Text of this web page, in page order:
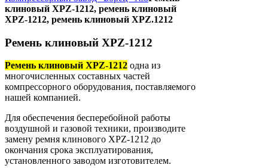
клиновый XPZ-1212, ремень клиновый
XPZ-1212, ремень клиновый XPZ.1212
Ремень клиновый XPZ-1212
Ремень клиновый XPZ-1212 одна из
многочисленных составных частей
компрессорного оборудования, поставляемого
нашей компанией.
Для обеспечения бесперебойной работы
воздушной и газовой техники, производите
замену ремня клинового XPZ-1212 до
окончания срока эксплуатирования,
установленного заводом изготовителем.